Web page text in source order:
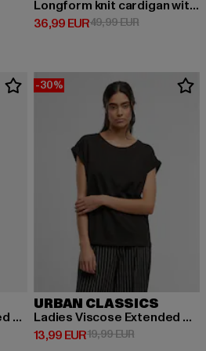
Longform knit cardigan with hood
36,99 EUR
Derzeitiger Preis: 36,99 EUR
49,99 EURAktionspreis:
Ladies K Heart Oversized Boyfriend
29,99 EUR
-30%
URBAN CLASSICS
Ladies Viscose Extended Shoulder Tee
13,99 EUR
Derzeitiger Preis: 13,99 EUR
19,99 EURAktionspreis: